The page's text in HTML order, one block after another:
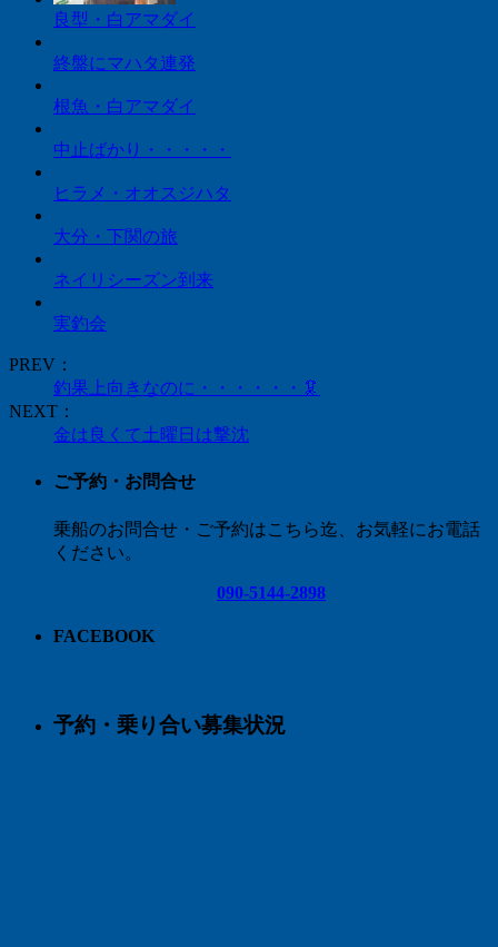
良型・白アマダイ
終盤にマハタ連発
根魚・白アマダイ
中止ばかり・・・・・
ヒラメ・オオスジハタ
大分・下関の旅
ネイリシーズン到来
実釣会
PREV：
釣果上向きなのに・・・・・・🦑
NEXT：
金は良くて土曜日は撃沈
ご予約・お問合せ
乗船のお問合せ・ご予約はこちら迄、お気軽にお電話
ください。
090-5144-2898
FACEBOOK
予約・乗り合い募集状況